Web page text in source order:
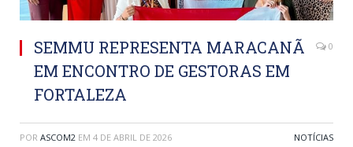
SEMMU REPRESENTA MARACANÃ
EM ENCONTRO DE GESTORAS EM
FORTALEZA
0
POR ASCOM2 EM 4 DE ABRIL DE 2026 NOTÍCIAS